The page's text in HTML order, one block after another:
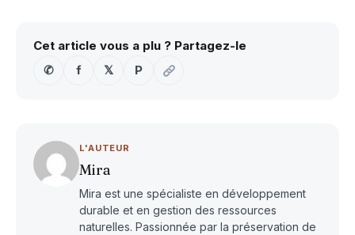
Cet article vous a plu ? Partagez-le
✆
f 𝕏 P
L'AUTEUR
Mira
Mira est une spécialiste en développement
durable et en gestion des ressources
naturelles. Passionnée par la préservation de